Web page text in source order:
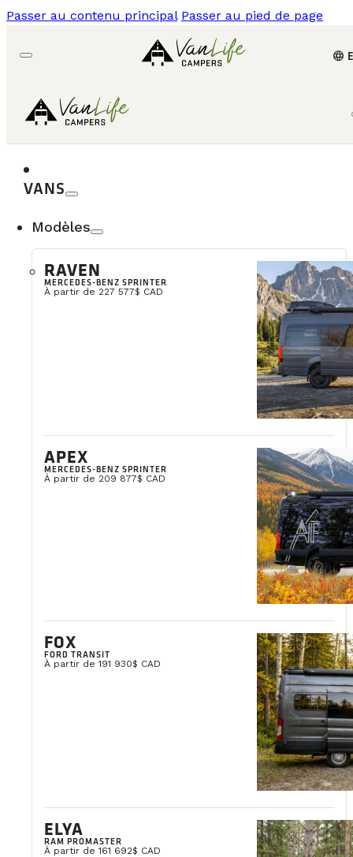
Passer au contenu principal Passer au pied de page
language
VANS
Modèles
RAVEN
MERCEDES-BENZ SPRINTER
À partir de 227 577$ CAD
APEX
MERCEDES-BENZ SPRINTER
À partir de 209 877$ CAD
FOX
FORD TRANSIT
À partir de 191 930$ CAD
ELYA
RAM PROMASTER
À partir de 161 692$ CAD